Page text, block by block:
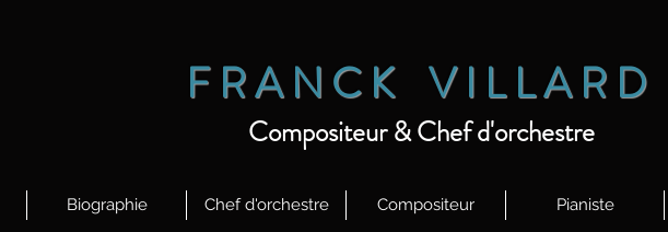
F RA N C K V I L L A R D
Compositeur & Chef d'orchestre
Biographie Chef d'orchestre Compositeur Pianiste